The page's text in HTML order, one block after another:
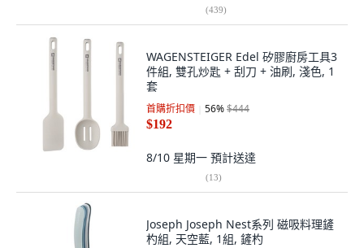
(439)
WAGENSTEIGER Edel 矽膠廚房工具3
件組, 雙孔炒匙 + 刮刀 + 油刷, 淺色, 1
套
首購折扣價 56%$444
$192
8/10 星期一 預計送達
(13)
Joseph Joseph Nest系列 磁吸料理鏟
杓組, 天空藍, 1組, 鏟杓